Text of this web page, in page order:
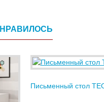
Письменный стол